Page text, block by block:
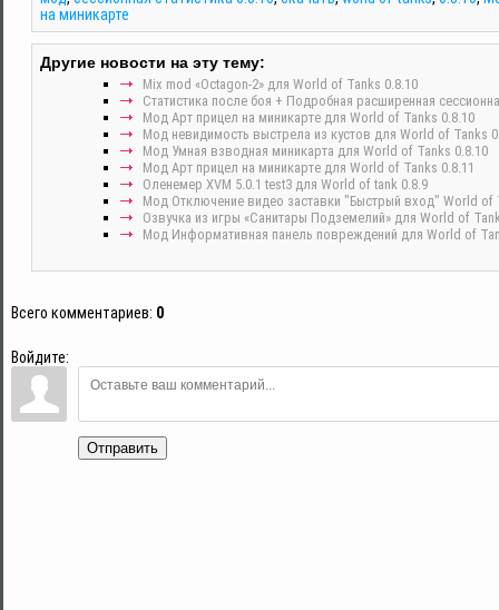
на миникарте
Другие новости на эту тему:
Mix mod «Octagon-2» для World of Tanks 0.8.10
Cтатистика после боя + Подробная расширенная
Мод Арт прицел на миникарте для World of Tanks 0.8.10
Мод невидимость выстрела из кустов для World of Tanks
Мод Умная взводная миникарта для World of Tanks 0.8.10
Мод Арт прицел на миникарте для World of Tanks 0.8.11
Оленемер XVM 5.0.1 test3 для World of tank 0.8.9
Мод Отключение видео заставки "Быстрый вход" World of
Озвучка из игры «Санитары Подземелий» для World of
Мод Информативная панель повреждений для World of
Всего комментариев: 0
Войдите:
Отправить